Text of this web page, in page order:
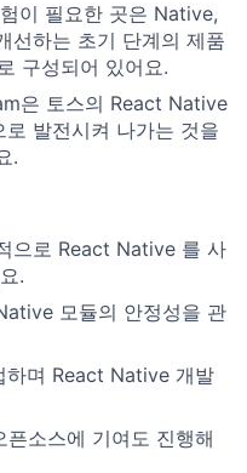
이 필요한 곳은 Native,
선하는 초기 단계의 제품
구성되어 있어요.
은 토스의 React Native
발전시켜 나가는 것을
.
으로 React Native 를 사
.
모듈의 안정성을 관
하며 React Native 개발
소스에 기여도 진행해